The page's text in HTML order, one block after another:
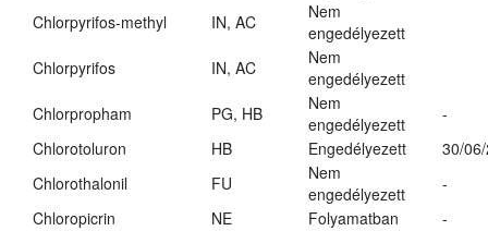
Chlorpyrifos-methyl
IN, AC
Nem
engedélyezett
Chlorpyrifos
IN, AC
Nem
engedélyezett
Chlorpropham
PG, HB
Nem
engedélyezett
-
Chlorotoluron
HB Engedélyezett
30/
Chlorothalonil
FU
Nem
engedélyezett
-
Chloropicrin
NE Folyamatban
-